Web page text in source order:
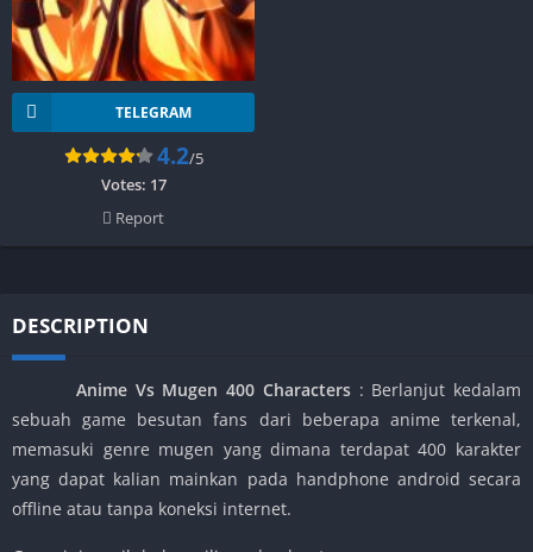
TELEGRAM
4.2/5
Votes: 17
Report
DESCRIPTION
Anime Vs Mugen 400 Characters : Berlanjut kedalam
sebuah game besutan fans dari beberapa anime terkenal,
memasuki genre mugen yang dimana terdapat 400 karakter
yang dapat kalian mainkan pada handphone android secara
offline atau tanpa koneksi internet.